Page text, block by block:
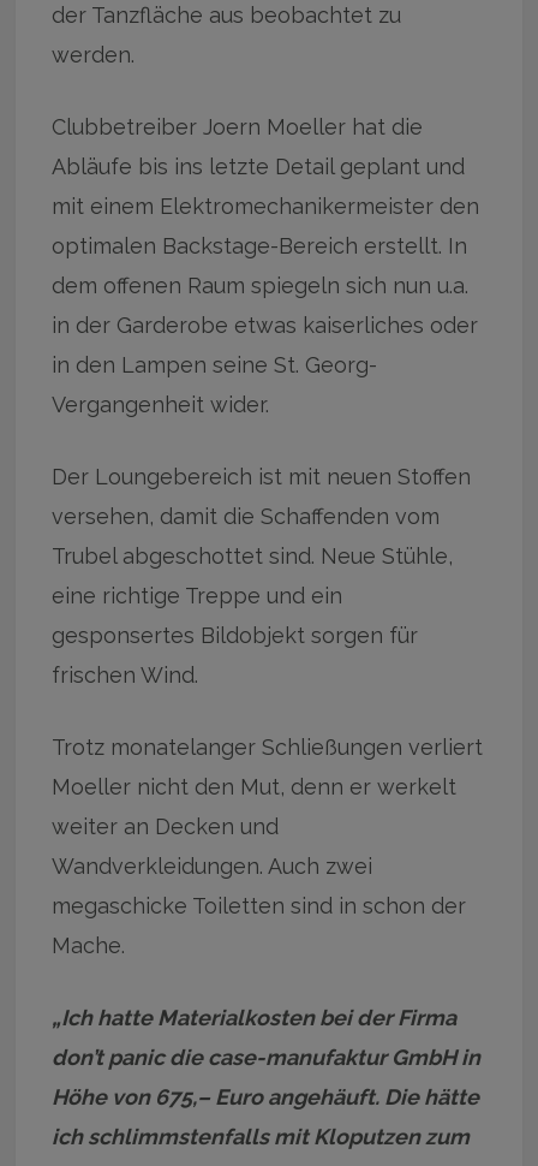
der Tanzfläche aus beobachtet zu
werden.
Clubbetreiber Joern Moeller hat die
Abläufe bis ins letzte Detail geplant und
mit einem Elektromechanikermeister den
optimalen Backstage-Bereich erstellt. In
dem offenen Raum spiegeln sich nun u.a.
in der Garderobe etwas kaiserliches oder
in den Lampen seine St. Georg-
Vergangenheit wider.
Der Loungebereich ist mit neuen Stoffen
versehen, damit die Schaffenden vom
Trubel abgeschottet sind. Neue Stühle,
eine richtige Treppe und ein
gesponsertes Bildobjekt sorgen für
frischen Wind.
Trotz monatelanger Schließungen verliert
Moeller nicht den Mut, denn er werkelt
weiter an Decken und
Wandverkleidungen. Auch zwei
megaschicke Toiletten sind in schon der
Mache.
„Ich hatte Materialkosten bei der Firma
don’t panic die case-manufaktur GmbH in
Höhe von 675,– Euro angehäuft. Die hätte
ich schlimmstenfalls mit Kloputzen zum